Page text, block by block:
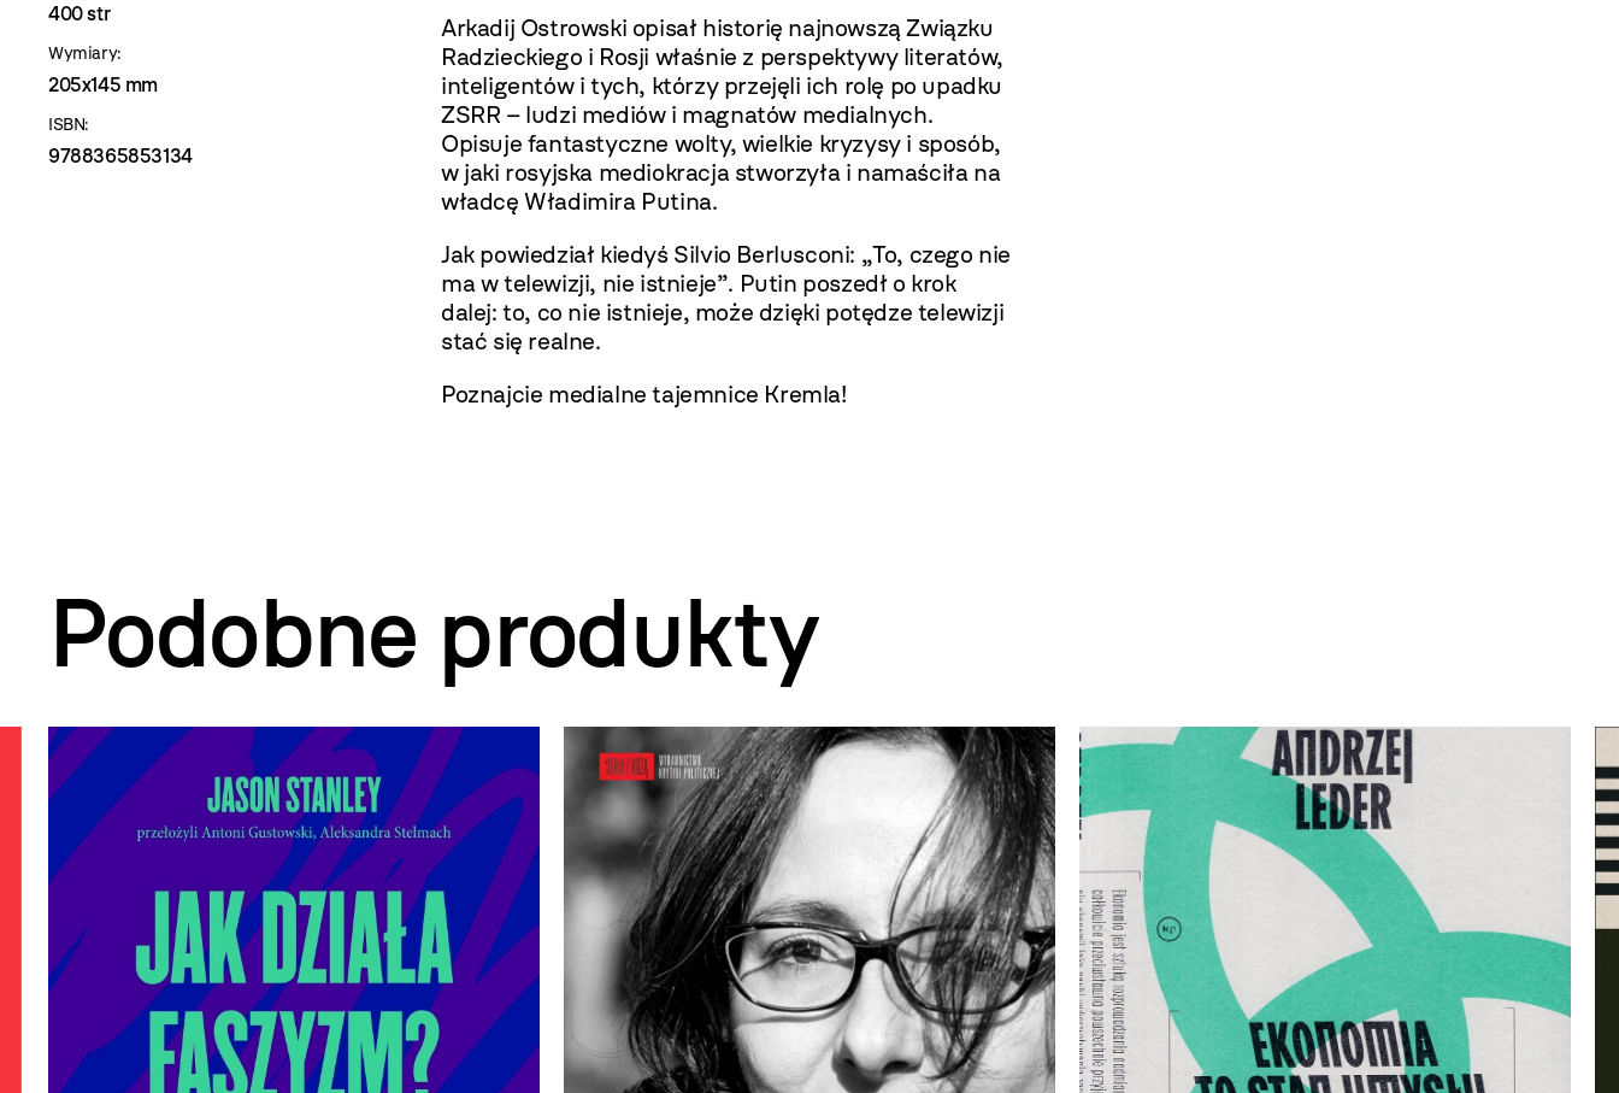
400 str
Wymiary:
205x145 mm
ISBN:
9788365853134
Arkadij Ostrowski opisał historię najnowszą Związku
Radzieckiego i Rosji właśnie z perspektywy literatów,
inteligentów i tych, którzy przejęli ich rolę po upadku
ZSRR – ludzi mediów i magnatów medialnych.
Opisuje fantastyczne wolty, wielkie kryzysy i sposób,
w jaki rosyjska mediokracja stworzyła i namaściła na
władcę Władimira Putina.
Jak powiedział kiedyś Silvio Berlusconi: „To, czego nie
ma w telewizji, nie istnieje”. Putin poszedł o krok
dalej: to, co nie istnieje, może dzięki potędze telewizji
stać się realne.
Poznajcie medialne tajemnice Kremla!
Podobne produkty